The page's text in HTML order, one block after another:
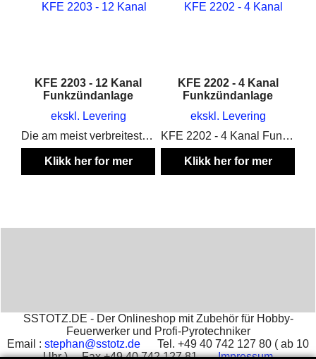
KFE 2203 - 12 Kanal
Funkzündanlage
ekskl. Levering
Die am meist verbreiteste Zündanlage in Europa in der aktuellsten Version
Klikk her for mer
KFE 2202 - 4 Kanal
Funkzündanlage
ekskl. Levering
KFE 2202 - 4 Kanal Funkzündanlage
Klikk her for mer
SSTOTZ.DE - Der Onlineshop mit Zubehör für Hobby-
Feuerwerker und Profi-Pyrotechniker
Email : stephan@sstotz.de Tel. +49 40 742 127 80 ( ab 10
Uhr ) Fax +49 40 742 127 81 -Impressum